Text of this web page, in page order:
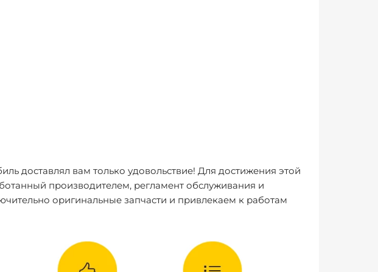
доставлял вам только удовольствие! Для достижения этой
производителем, регламент обслуживания и
оригинальные запчасти и привлекаем к работам